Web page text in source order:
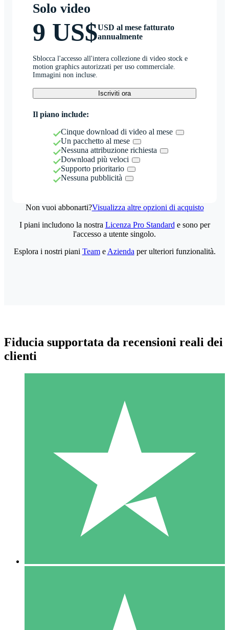
Solo video
9 US$USD al mese fatturato
annualmente
Sblocca l'accesso all'intera collezione di video stock e
motion graphics autorizzati per uso commerciale.
Immagini non incluse.
Iscriviti ora
Il piano include:
Cinque download di video al mese
Un pacchetto al mese
Nessuna attribuzione richiesta
Download più veloci
Supporto prioritario
Nessuna pubblicità
Non vuoi abbonarti?Visualizza altre opzioni di acquisto
Pacchetti di Crediti Individuali
Paga a consumo con crediti di download. Nessun impegno
1 Download
10
US$1500
10 Download
20
I piani includono la nostra Licenza Pro Standard e sono per
l'accesso a utente singolo.
Esplora i nostri piani Teame Azienda per ulteriori funzionalità.
Fiducia supportata da recensioni reali dei
clienti